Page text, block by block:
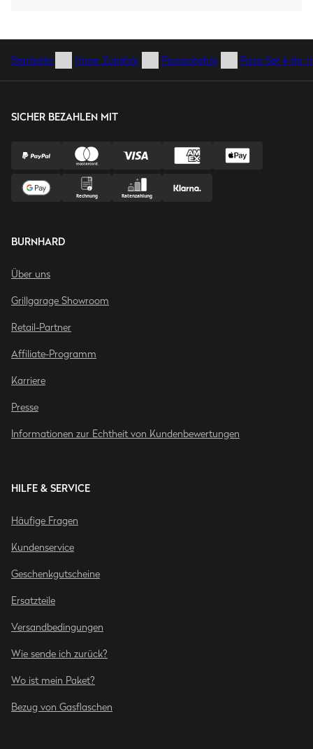
Startseite Unser Zubehör Pizzazubehör Pizza-Set 4-tlg.
SICHER BEZAHLEN MIT
BURNHARD
Über uns
Grillgarage Showroom
Retail-Partner
Affiliate-Programm
Karriere
Presse
Informationen zur Echtheit von Kundenbewertungen
HILFE & SERVICE
Häufige Fragen
Kundenservice
Geschenkgutscheine
Ersatzteile
Versandbedingungen
Wie sende ich zurück?
Wo ist mein Paket?
Bezug von Gasflaschen